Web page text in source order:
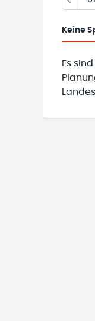
Keine
Es